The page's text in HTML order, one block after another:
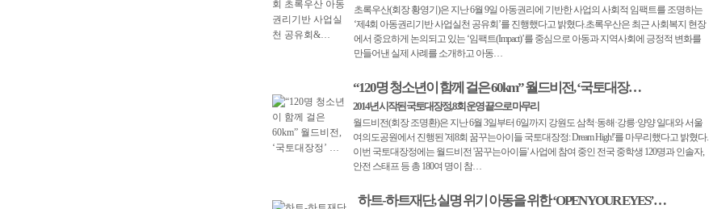
초록우산(회장 황영기)은 지난 6월 9일 아동권리에 기반한 사업의 사회적 임팩트를 조명하는
‘제4회 아동권리기반 사업실천 공유회’를 진행했다고 밝혔다.초록우산은 최근 사회복지 현장
에서 중요하게 논의되고 있는 ‘임팩트(Impact)’를 중심으로 아동과 지역사회에 긍정적 변화를
만들어낸 실제 사례를 소개하고 아동…
“120명 청소년이 함께 걸은 60km” 월드비전, ‘국토대장…
2014년 시작된 국토대장정, 8회 운영 끝으로 마무리
월드비전(회장 조명환)은 지난 6월 3일부터 6일까지 강원도 삼척·동해·강릉·양양 일대와 서울
여의도공원에서 진행된 '제8회 꿈꾸는아이들 국토대장정: Dream High!'를 마무리했다고 밝혔다.
이번 국토대장정에는 월드비전 '꿈꾸는아이들' 사업에 참여 중인 전국 중학생 120명과 인솔자,
안전 스태프 등 총 180여 명이 참…
하트-하트재단, 실명 위기 아동을 위한 ‘OPEN YOUR EYES’…